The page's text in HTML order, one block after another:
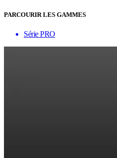
PARCOURIR LES GAMMES
Série PRO